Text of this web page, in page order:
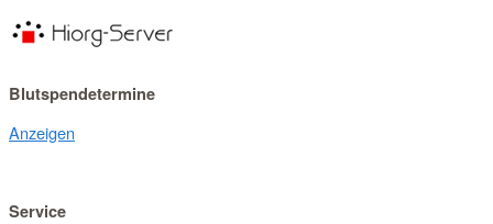
Blutspendetermine
Anzeigen
Service